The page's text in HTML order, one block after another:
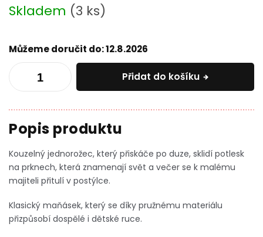
Měrná
cena:
Skladem (3 ks)
Můžeme doručit do:12.8.2026
Přidat do košíku
Kouzelný jednorožec, který přiskáče po duze, sklidí potlesk
na prknech, která znamenají svět a večer se k malému
majiteli přitulí v postýlce.
Klasický maňásek, který se díky pružnému materiálu
přizpůsobí dospělé i dětské ruce.